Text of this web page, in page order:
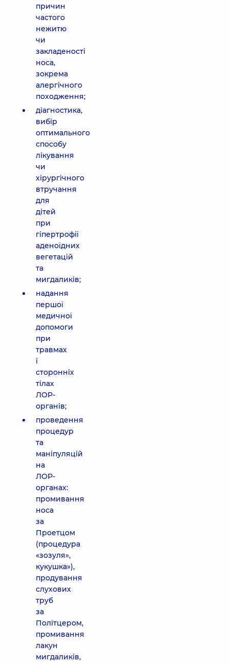
причин
частого
нежитю
чи
закладеності
носа,
зокрема
алергічного
походження;
діагностика,
вибір
оптимального
способу
лікування
чи
хірургічного
втручання
для
дітей
при
гіпертрофії
аденоїдних
вегетацій
та
мигдаликів;
надання
першої
медичної
допомоги
при
травмах
і
сторонніх
тілах
ЛОР-
органів;
проведення
процедур
та
маніпуляцій
на
ЛОР-
органах:
промивання
носа
за
Проетцом
(процедура
«зозуля»,
кукушка»),
продування
слухових
труб
за
Політцером,
промивання
лакун
мигдаликів,